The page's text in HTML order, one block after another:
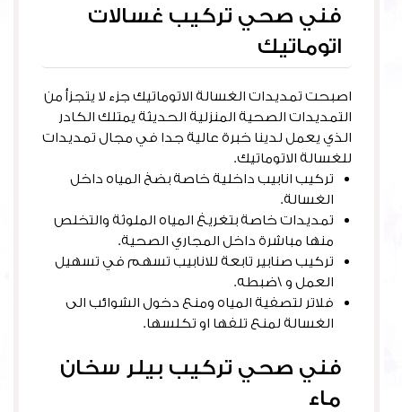
فني صحي تركيب غسالات
اتوماتيك
اصبحت تمديدات الغسالة الاتوماتيك جزء لا يتجزأ من
التمديدات الصحية المنزلية الحديثة يمتلك الكادر
الذي يعمل لدينا خبرة عالية جدا في مجال تمديدات
للغسالة الاتوماتيك.
تركيب انابيب داخلية خاصة بضخ المياه داخل
الغسالة.
تمديدات خاصة بتغريغ المياه الملوثة والتخلص
منها مباشرة داخل المجاري الصحية.
تركيب صنابير تابعة للانابيب تسهم في تسهيل
العمل و \ضبطه.
فلاتر لتصفية المياه ومنع دخول الشوائب الى
الغسالة لمنع تلفها او تكلسها.
فني صحي تركيب بيلر سخان
ماء